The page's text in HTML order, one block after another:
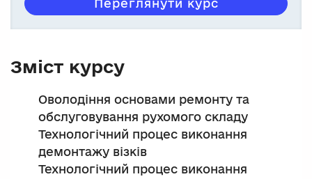
Переглянути курс
Зміст курсу
Оволодіння основами ремонту та
обслуговування рухомого складу
Технологічний процес виконання
демонтажу візків
Технологічний процес виконання